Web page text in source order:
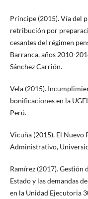
Príncipe (2015). Vía del
retribución por
cesantes del régimen
Barranca, años 2010-
Sánchez Carrión.
Vela (2015).
bonificaciones en la
Perú.
Vicuña (2015). El
Administrativo,
Ramírez (2017). Gestión
Estado y las demandas
en la Unidad Ejecutoria